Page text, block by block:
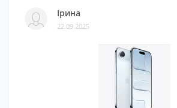
Ірина
22.09.2025